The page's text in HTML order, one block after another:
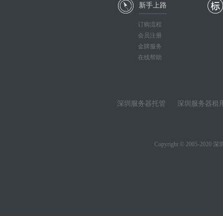
新手上路
订购流程
会员注册
金牌服务
在线帮助
深圳服务器托管 深圳服务器租
Copyright © 2005-2020